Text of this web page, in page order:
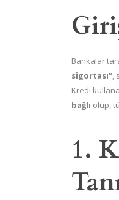
Bankalar
sigortası”,
Kredi
bağlı olup,
1.